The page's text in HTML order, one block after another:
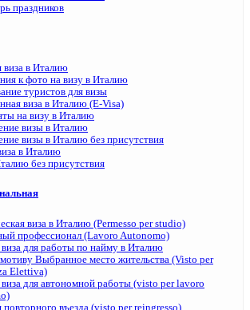
праздников
виза в Италию
к фото на визу в Италию
туристов для визы
виза в Италию (E-Visa)
на визу в Италию
визы в Италию
визы в Италию без присутствия
в Италию
без присутствия
виза в Италию (Permesso per studio)
профессионал (Lavoro Autonomo)
для работы по найму в Италию
Выбранное место жительства (Visto per
Elettiva)
для автономной работы (visto per lavoro
повторного въезда (visto per reingresso)